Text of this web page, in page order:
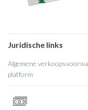
Juridische links
Algemene
platform